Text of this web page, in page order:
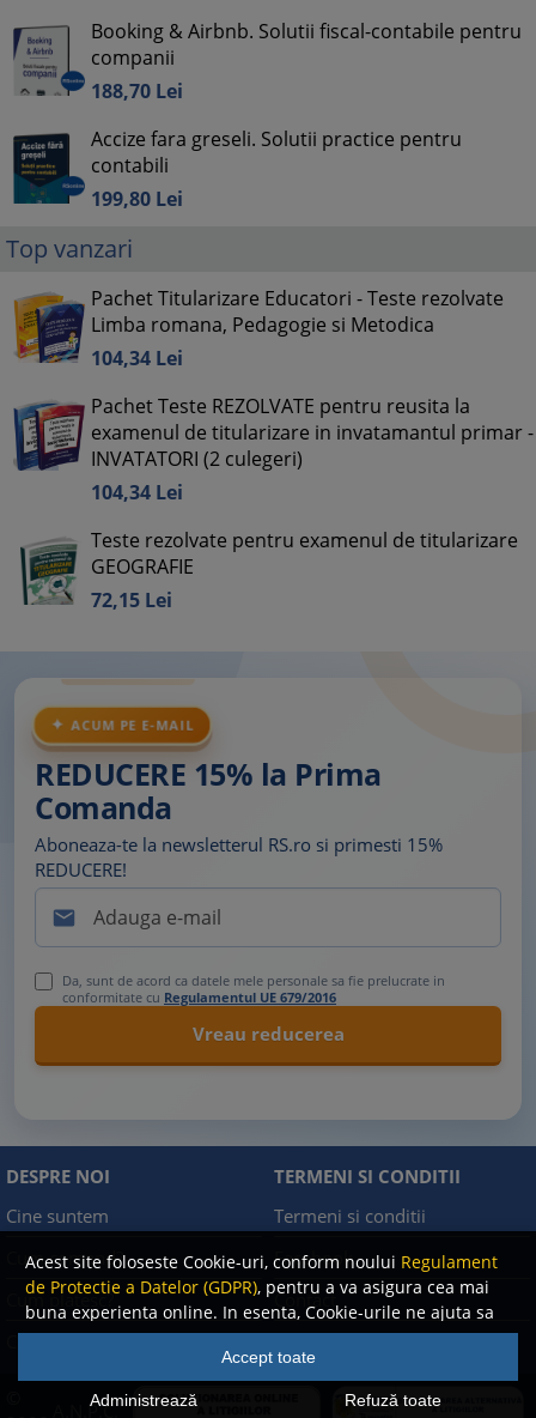
Acest site foloseste Cookie-uri, conform noului Regulament
de Protectie a Datelor (GDPR), pentru a va asigura cea mai
buna experienta online. In esenta, Cookie-urile ne ajuta sa
imbunatatim continutul de pe site, oferindu-va dvs.,
cititorul, o experienta online personalizata si mult mai
rapida. Ele sunt folosite doar de site-ul nostru si partenerii
nostri de incredere. Click
pentru detalii despre politica
Accept toate
Administrează Refuză toate
Booking & Airbnb. Solutii fiscal-contabile pentru
companii
188,70 Lei
Accize fara greseli. Solutii practice pentru
contabili
199,80 Lei
Top vanzari
Pachet Titularizare Educatori - Teste rezolvate
Limba romana, Pedagogie si Metodica
104,34 Lei
Pachet Teste REZOLVATE pentru reusita la
examenul de titularizare in invatamantul primar -
INVATATORI (2 culegeri)
104,34 Lei
Teste rezolvate pentru examenul de titularizare
GEOGRAFIE
72,15 Lei
ACUM PE E-MAIL
REDUCERE 15% la Prima
Comanda
Aboneaza-te la newsletterul RS.ro si primesti 15%
REDUCERE!

Da, sunt de acord ca datele mele personale sa fie prelucrate in
conformitate cu Regulamentul UE 679/2016
DESPRE NOI
Cine suntem
Cum comand?
Cum platesc?
TERMENI SI CONDITII
Termeni si conditii
Facebook
Contact
A.N.P.C.